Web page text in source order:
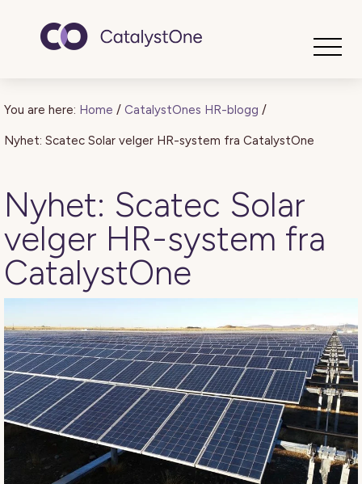
You are here: Home / CatalystOnes HR-blogg /
Nyhet: Scatec Solar velger HR-system fra CatalystOne
Nyhet: Scatec Solar
velger HR-system fra
CatalystOne